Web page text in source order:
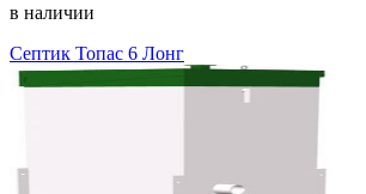
в наличии
Септик Топас 6 Лонг